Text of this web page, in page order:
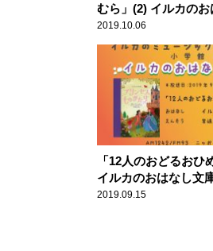
むら」(2) イルカのお
第190回
2019.10.06
「12人のおどるおひ
イルカのおはなし文
2019.09.15